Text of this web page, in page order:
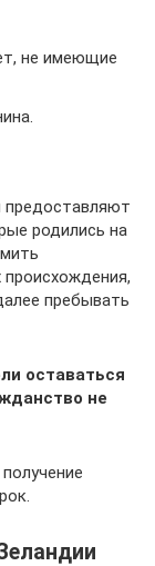
не имеющие
предоставляют
родились на
происхождения,
пребывать
оставаться
не